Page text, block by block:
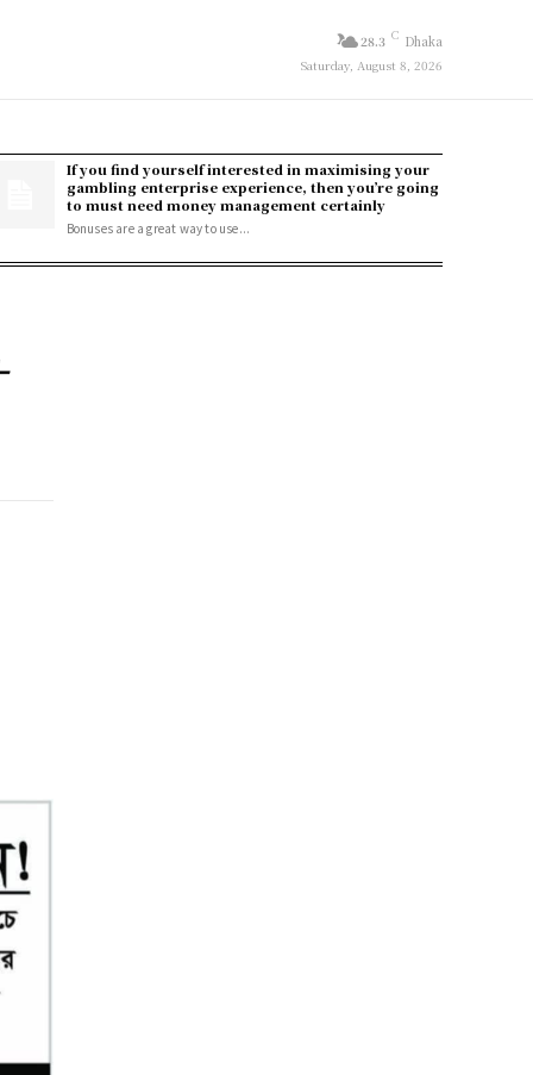
28.3 C Dhaka
Saturday, August 8, 2026
If you find yourself interested in maximising your
gambling enterprise experience, then you’re going
to must need money management certainly
Bonuses are a great way to use...